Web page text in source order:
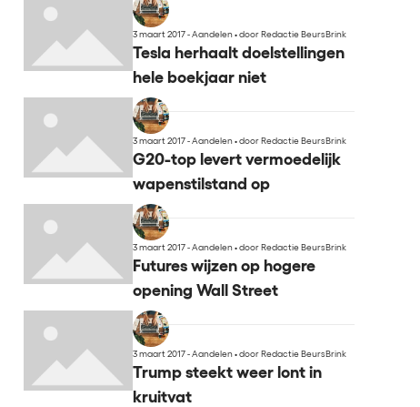
3 maart 2017 - Aandelen•door Redactie BeursBrink
Tesla herhaalt doelstellingen
hele boekjaar niet
3 maart 2017 - Aandelen•door Redactie BeursBrink
G20-top levert vermoedelijk
wapenstilstand op
3 maart 2017 - Aandelen•door Redactie BeursBrink
Futures wijzen op hogere
opening Wall Street
3 maart 2017 - Aandelen•door Redactie BeursBrink
Trump steekt weer lont in
kruitvat